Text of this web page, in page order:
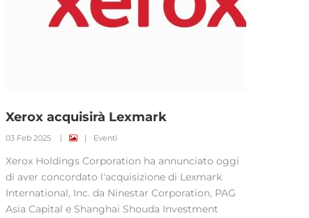
Xerox acquisirà Lexmark
03 Feb 2025 | | Eventi
Xerox Holdings Corporation ha annunciato oggi
di aver concordato l'acquisizione di Lexmark
International, Inc. da Ninestar Corporation, PAG
Asia Capital e Shanghai Shouda Investment